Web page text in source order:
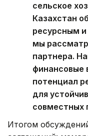
сельское
Казахстан
ресурсным
мы
партнера.
финансовые
потенциал
для
совместных
Итогом